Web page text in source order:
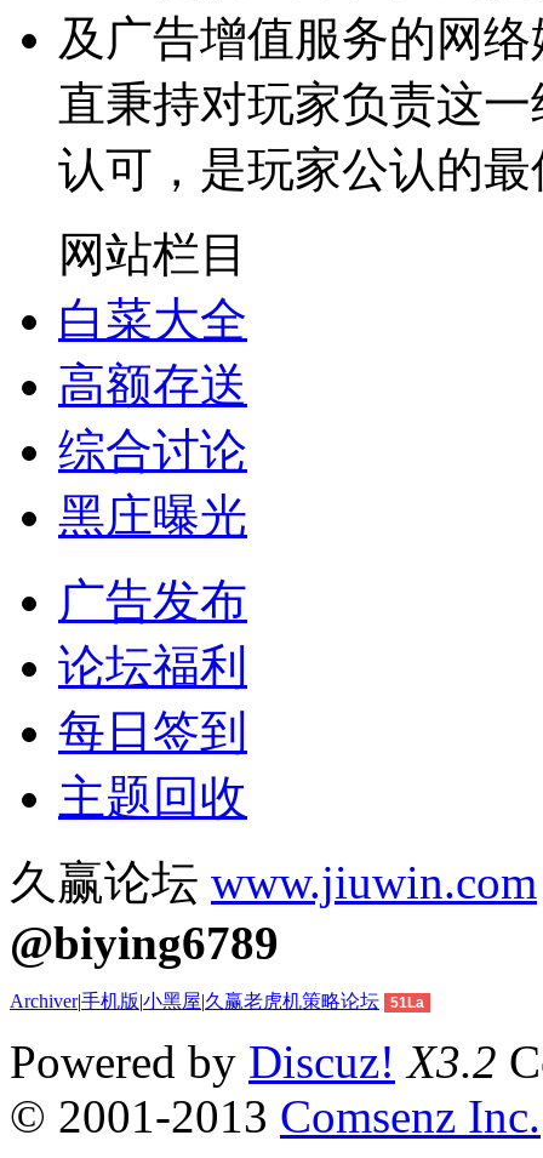
及广告增值服务的网
直秉持对玩家负责这
认可，是玩家公认的
网站栏目
白菜大全
高额存送
综合讨论
黑庄曝光
广告发布
论坛福利
每日签到
主题回收
久赢论坛 www.jiuwin.com
@biying6789
Archiver|手机版|小黑屋|久赢老虎机策略论坛 51La
Powered by Discuz! X3.2
© 2001-2013 Comsenz Inc.